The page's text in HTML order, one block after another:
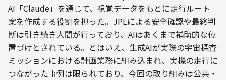
AI「Claude」を通じて、視覚データをもとに走行ルート
案を作成する役割を担った。JPLによる安全確認や最終判
断は引き続き人間が行っており、AIはあくまで補助的な位
置づけとされている。とはいえ、生成AIが実際の宇宙探査
ミッションにおける計画業務に組み込まれ、実機の走行に
つながった事例は限られており、今回の取り組みは公共・